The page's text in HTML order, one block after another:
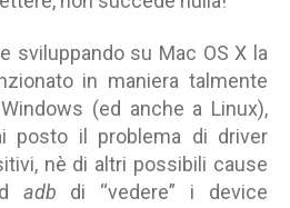
sviluppando su Mac OS X la
in maniera talmente
(ed anche a Linux),
posto il problema di driver
nè di altri possibili cause
adb di “vedere” i device